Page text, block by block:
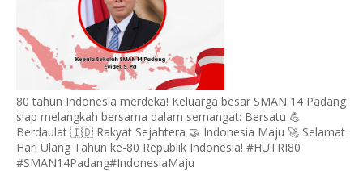
80 tahun Indonesia merdeka! Keluarga besar SMAN 14 Padang
siap melangkah bersama dalam semangat: Bersatu 💪
Berdaulat 🇮🇩 Rakyat Sejahtera 🤝 Indonesia Maju 🚀 Selamat
Hari Ulang Tahun ke-80 Republik Indonesia! #HUTRI80
#SMAN14Padang#IndonesiaMaju